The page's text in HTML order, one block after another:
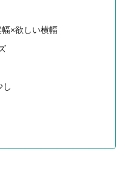
×欲しい横幅
し